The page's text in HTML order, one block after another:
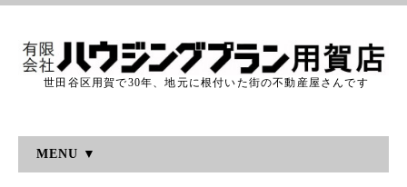
世田谷区用賀で30年、地元に根付いた街の不動産屋さんです
MENU ▼